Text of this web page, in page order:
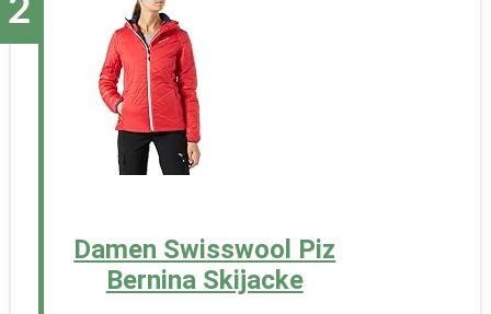
Damen Swisswool Piz
Bernina Skijacke